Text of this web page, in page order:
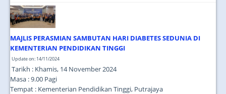
MAJLIS PERASMIAN SAMBUTAN HARI DIABETES SEDUNIA DI
KEMENTERIAN PENDIDIKAN TINGGI
Update on: 14/11/2024
Tarikh : Khamis, 14 November 2024
Masa : 9.00 Pagi
Tempat : Kementerian Pendidikan Tinggi, Putrajaya